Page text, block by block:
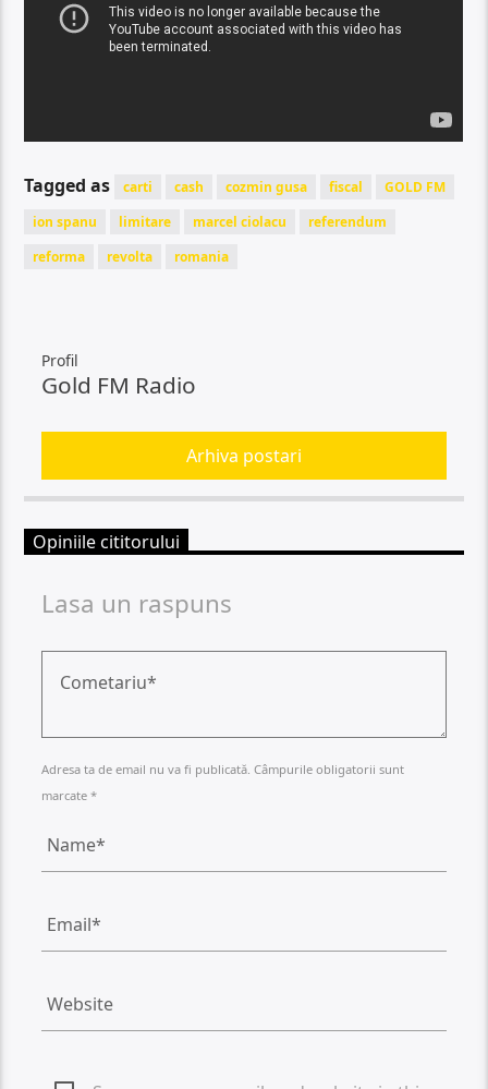
Tagged as carti cash cozmin gusa fiscal
GOLD FM
ion spanu
limitare marcel ciolacu
referendum
reforma
revolta romania
Profil
Gold FM Radio
Arhiva postari
Opiniile cititorului
Lasa un raspuns
Adresa ta de email nu va fi publicată. Câmpurile obligatorii sunt
marcate *